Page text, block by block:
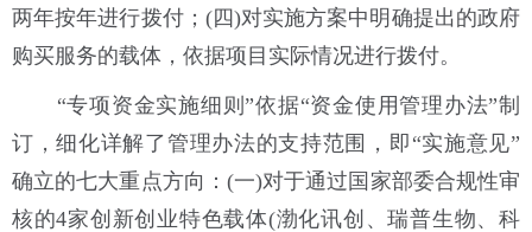
两年按年进行拨付；(四)对实施方案中明确提出的政府
购买服务的载体，依据项目实际情况进行拨付。
“专项资金实施细则”依据“资金使用管理办法”制
订，细化详解了管理办法的支持范围，即“实施意见”
确立的七大重点方向：(一)对于通过国家部委合规性审
核的4家创新创业特色载体(渤化讯创、瑞普生物、科